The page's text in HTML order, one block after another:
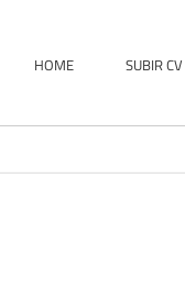
HOME SUBIR CV